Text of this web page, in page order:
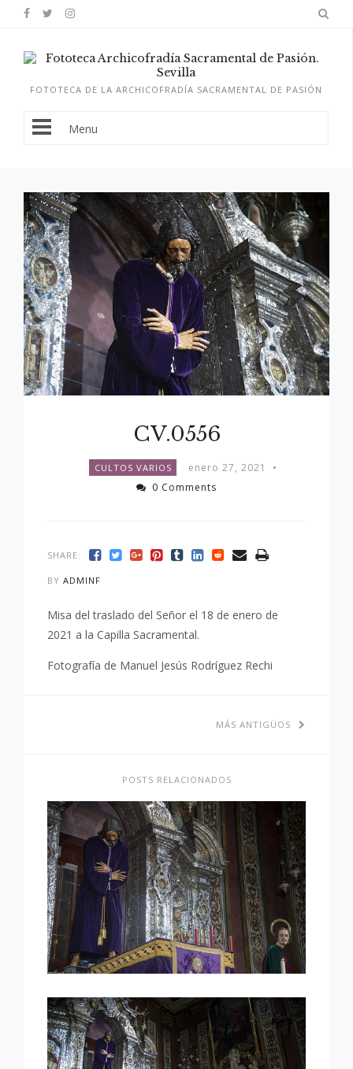
FOTOTECA DE LA ARCHICOFRADÍA SACRAMENTAL DE PASIÓN
Menu
CV.0556
CULTOS VARIOS enero 27, 2021
•
0 Comments
SHARE:
BY ADMINF
Misa del traslado del Señor el 18 de enero de
2021 a la Capilla Sacramental.
Fotografía de Manuel Jesús Rodríguez Rechi
MÁS ANTIGÜOS
POSTS RELACIONADOS